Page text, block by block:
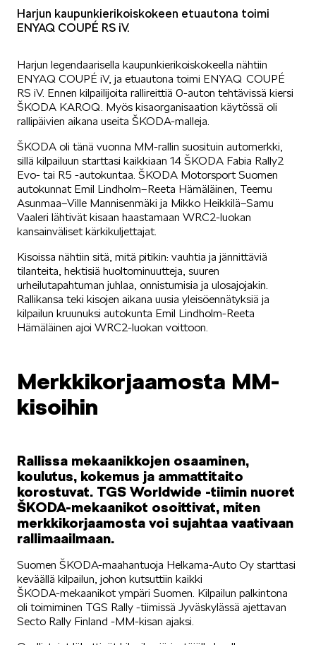
Mallit
OCTAVIA
KAMIQ
KAROQ
Harjun kaupunkierikoiskokeen etuautona toimi
ENYAQ COUPÉ RS iV.
Harjun legendaarisella kaupunkierikoiskokeella nähtiin
ENYAQ COUPÉ iV, ja etuautona toimi ENYAQ COUPÉ
RS iV. Ennen kilpailijoita rallireittiä 0-auton tehtävissä kiersi
ŠKODA KAROQ. Myös kisaorganisaation käytössä oli
rallipäivien aikana useita ŠKODA-malleja.
ŠKODA oli tänä vuonna MM-rallin suosituin automerkki,
sillä kilpailuun starttasi kaikkiaan 14 ŠKODA Fabia Rally2
Evo- tai R5 -autokuntaa. ŠKODA Motorsport Suomen
autokunnat Emil Lindholm–Reeta Hämäläinen, Teemu
Asunmaa–Ville Mannisenmäki ja Mikko Heikkilä–Samu
Vaaleri lähtivät kisaan haastamaan WRC2-luokan
kansainväliset kärkikuljettajat.
Kisoissa nähtiin sitä, mitä pitikin: vauhtia ja jännittäviä
tilanteita, hektisiä huoltominuutteja, suuren
urheilutapahtuman juhlaa, onnistumisia ja ulosajojakin.
Rallikansa teki kisojen aikana uusia yleisöennätyksiä ja
kilpailun kruunuksi autokunta Emil Lindholm-Reeta
Hämäläinen ajoi WRC2-luokan voittoon.
Merkkikorjaamosta MM-
kisoihin
Rallissa mekaanikkojen osaaminen,
koulutus, kokemus ja ammattitaito
korostuvat. TGS Worldwide -tiimin nuoret
ŠKODA-mekaanikot osoittivat, miten
merkkikorjaamosta voi sujahtaa vaativaan
rallimaailmaan.
Suomen ŠKODA-maahantuoja Helkama-Auto Oy starttasi
keväällä kilpailun, johon kutsuttiin kaikki
ŠKODA‑mekaanikot ympäri Suomen. Kilpailun palkintona
oli toimiminen TGS Rally -tiimissä Jyväskylässä ajettavan
Secto Rally Finland -MM-kisan ajaksi.